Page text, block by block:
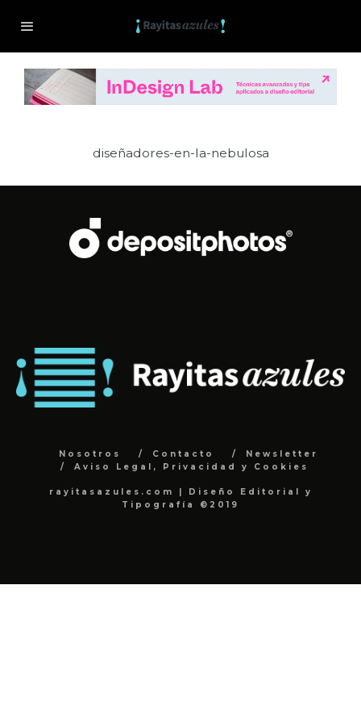
diseñadores-en-la-nebulosa
Nosotros Contacto
Newsletter
Aviso Legal, Privacidad y Cookies
rayitasazules.com | Diseño Editorial y
Tipografía ©2019